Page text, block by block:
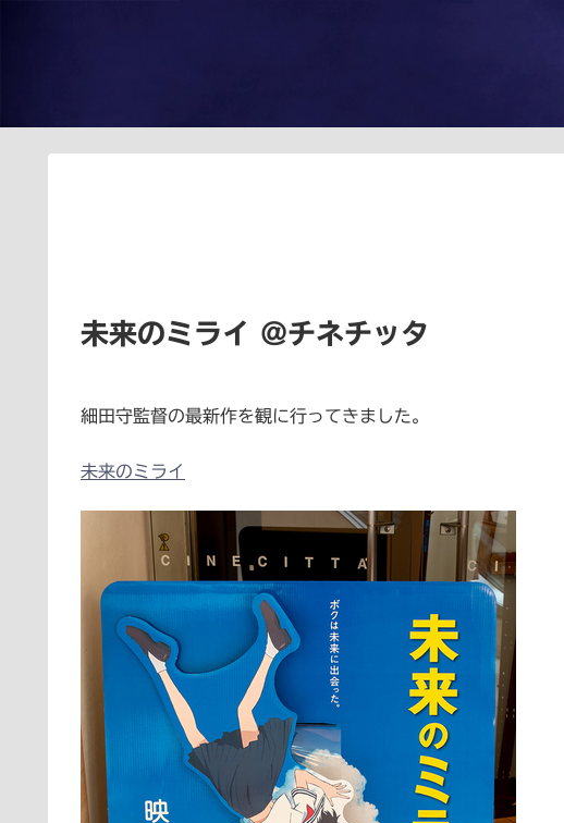
未来のミライ @チネチッタ
細田守監督の最新作を観に行ってきました。
未来のミライ